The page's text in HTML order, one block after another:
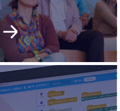
Immagine